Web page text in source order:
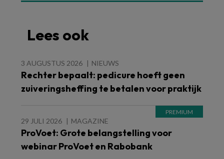
Lees ook
3 AUGUSTUS 2026 NIEUWS
Rechter bepaalt: pedicure hoeft geen
zuiveringsheffing te betalen voor praktijk
29 JULI 2026 MAGAZINE
ProVoet: Grote belangstelling voor
webinar ProVoet en Rabobank